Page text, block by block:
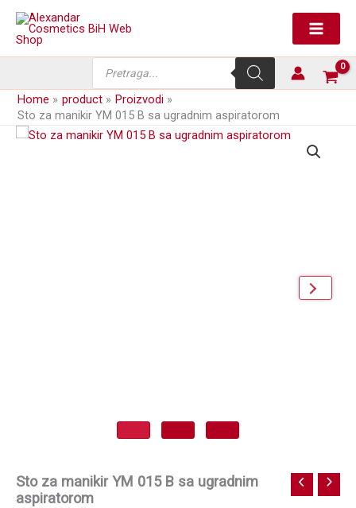
Skip
content
search
Home product
Proizvodi
Sto za manikir YM 015 B sa ugradnim aspiratorom
next
Sto za manikir YM 015 B sa ugradnim
aspiratorom
YM
015
B
aspiratorom
količina